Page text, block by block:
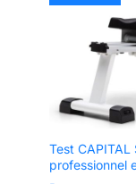
Test CAPITAL
professionnel